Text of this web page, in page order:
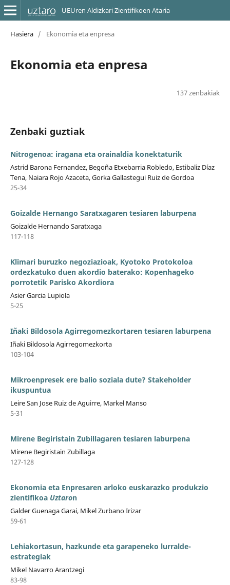
UEUren Aldizkari Zientifikoen Ataria
Hasiera / Ekonomia eta enpresa
Ekonomia eta enpresa
137 zenbakiak
Zenbaki guztiak
Nitrogenoa: iragana eta orainaldia konektaturik
Astrid Barona Fernandez, Begoña Etxebarria Robledo, Estibaliz Díaz
Tena, Naiara Rojo Azaceta, Gorka Gallastegui Ruiz de Gordoa
25-34
Goizalde Hernango Saratxagaren tesiaren laburpena
Goizalde Hernando Saratxaga
117-118
Klimari buruzko negoziazioak, Kyotoko Protokoloa
ordezkatuko duen akordio baterako: Kopenhageko
porrotetik Parisko Akordiora
Asier Garcia Lupiola
5-25
Iñaki Bildosola Agirregomezkortaren tesiaren laburpena
Iñaki Bildosola Agirregomezkorta
103-104
Mikroenpresek ere balio soziala dute? Stakeholder
ikuspuntua
Leire San Jose Ruiz de Aguirre, Markel Manso
5-31
Mirene Begiristain Zubillagaren tesiaren laburpena
Mirene Begiristain Zubillaga
127-128
Ekonomia eta Enpresaren arloko euskarazko produkzio
zientifikoa Uztaron
Galder Guenaga Garai, Mikel Zurbano Irizar
59-61
Lehiakortasun, hazkunde eta garapeneko lurralde-
estrategiak
Mikel Navarro Arantzegi
83-98